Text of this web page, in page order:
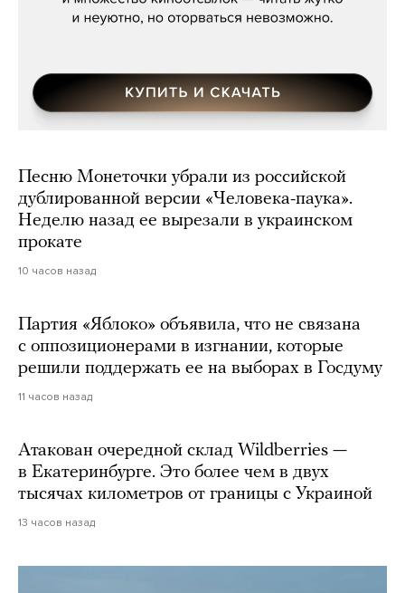
Песню Монеточки убрали из российской
дублированной версии «Человека-паука».
Неделю назад ее вырезали в украинском
прокате
10 часов назад
Партия «Яблоко» объявила, что не связана
с оппозиционерами в изгнании, которые
решили поддержать ее на выборах в Госдуму
11 часов назад
Атакован очередной склад Wildberries —
в Екатеринбурге. Это более чем в двух
тысячах километров от границы с Украиной
13 часов назад